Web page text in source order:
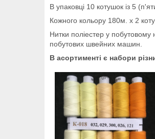
В упаковці 10 котушок із 5
Кожного кольору 180м. х 2
Нитки поліестер у побутовому
побутових швейних машин.
В асортименті є набори